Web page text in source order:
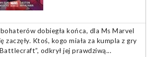
dobiegła końca, dla Ms Marvel
zaczęły. Ktoś, kogo miała za kumpla z gry
odkrył jej prawdziwą...